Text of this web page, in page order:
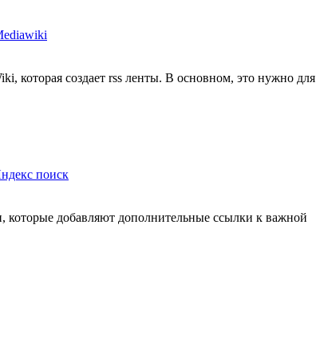
которая создает rss ленты. В основном, это нужно для
поиск
добавляют дополнительные ссылки к важной